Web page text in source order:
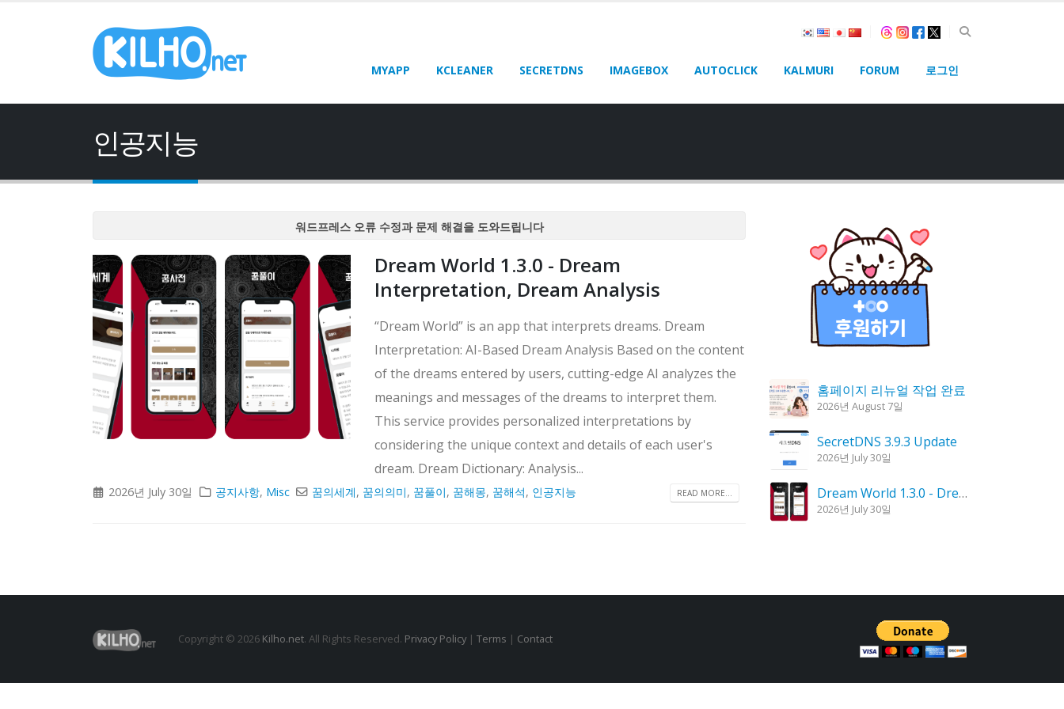
MYAPP KCLEANER SECRETDNS IMAGEBOX AUTOCLICK KALMURI FORUM 로그인
인공지능
워드프레스 오류 수정과 문제 해결을 도와드립니다
워드프레스 오류 수정과 문제 해결을 도와드립니다
워드프레스 오류 수정과 문제 해결을 도와드립니다
워드프레스 오류 수정과 문제 해결을 도와드립니다
Dream World 1.3.0 - Dream
Interpretation, Dream Analysis
“Dream World” is an app that interprets dreams. Dream
Interpretation: AI-Based Dream Analysis Based on the content
of the dreams entered by users, cutting-edge AI analyzes the
meanings and messages of the dreams to interpret them.
This service provides personalized interpretations by
considering the unique context and details of each user's
dream. Dream Dictionary: Analysis...
2026년 July 30일 공지사항, Misc 꿈의세계, 꿈의의미, 꿈풀이, 꿈해몽, 꿈해석, 인공지능 READ MORE...
홈페이지 리뉴얼 작업 완료
2026년 August 7일
SecretDNS 3.9.3 Update
2026년 July 30일
Dream World 1.3.0 - Dream Interpretation, Dream Analysis
2026년 July 30일
Goblin Candle 1.6.0 Update
Copyright © 2026 Kilho.net. All Rights Reserved. Privacy Policy| Terms | Contact